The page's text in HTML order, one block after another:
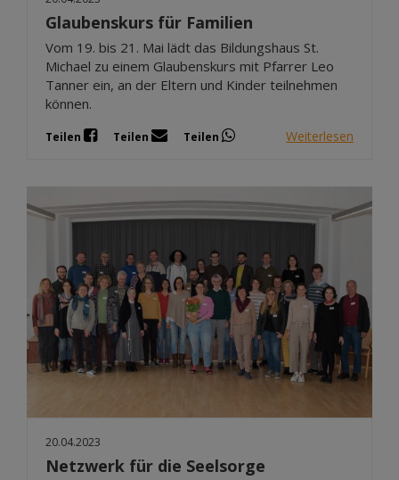
Glaubenskurs für Familien
Vom 19. bis 21. Mai lädt das Bildungshaus St.
Michael zu einem Glaubenskurs mit Pfarrer Leo
Tanner ein, an der Eltern und Kinder teilnehmen
können.
Teilen Teilen Teilen Weiterlesen
20.04.2023
Netzwerk für die Seelsorge